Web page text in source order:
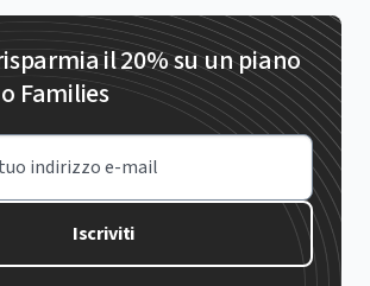
il 20% su un piano
Families
indirizzo e-mail
Iscriviti